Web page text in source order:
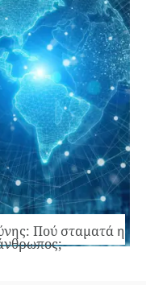
Πού σταματά η